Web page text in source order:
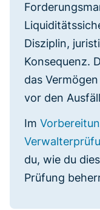
Disziplin,
Konsequenz.
das
vor den
Im
du, wie du
Prüfung